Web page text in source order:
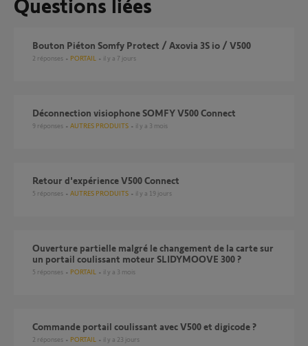
Bouton Piéton Somfy Protect / Axovia 3S io / V500
2 réponses PORTAIL il y a 7 jours
Déconnection visiophone SOMFY V500 Connect
9 réponses AUTRES PRODUITS il y a 3 mois
Retour d'expérience V500 Connect
5 réponses AUTRES PRODUITS il y a 19 jours
Ouverture partielle malgré le changement de la carte sur
un portail coulissant moteur SLIDYMOOVE 300 ?
5 réponses PORTAIL il y a 3 mois
Commande portail coulissant avec V500 et digicode ?
2 réponses PORTAIL il y a 23 jours